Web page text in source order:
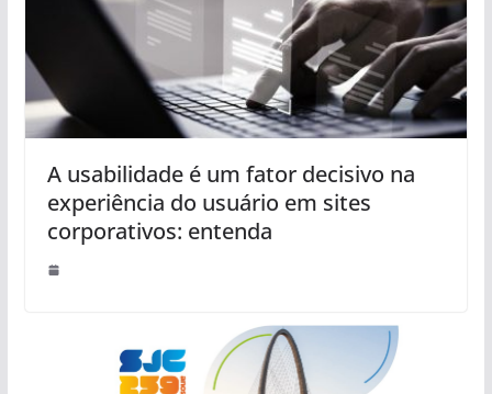
A usabilidade é um fator decisivo na
experiência do usuário em sites
corporativos: entenda